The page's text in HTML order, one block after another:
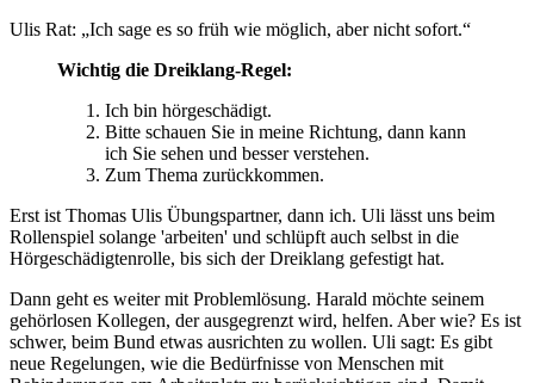
Ulis Rat: „Ich sage es so früh wie möglich, aber nicht sofort.“
Wichtig die Dreiklang-Regel:
Ich bin hörgeschädigt.
Bitte schauen Sie in meine Richtung, dann kann
ich Sie sehen und besser verstehen.
Zum Thema zurückkommen.
Erst ist Thomas Ulis Übungspartner, dann ich. Uli lässt uns beim
Rollenspiel solange 'arbeiten' und schlüpft auch selbst in die
Hörgeschädigtenrolle, bis sich der Dreiklang gefestigt hat.
Dann geht es weiter mit Problemlösung. Harald möchte seinem
gehörlosen Kollegen, der ausgegrenzt wird, helfen. Aber wie? Es ist
schwer, beim Bund etwas ausrichten zu wollen. Uli sagt: Es gibt
neue Regelungen, wie die Bedürfnisse von Menschen mit